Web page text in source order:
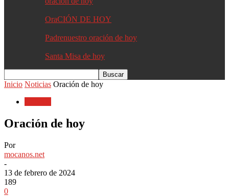
OraCIÓN DE HOY
Padrenuestro oración de hoy
Santa Misa de hoy
Inicio Noticias Oración de hoy
Oración de hoy
Por
mocanos.net
-
13 de febrero de 2024
189
0